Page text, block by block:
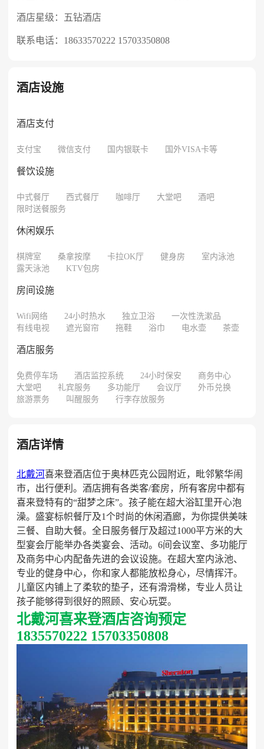
酒店星级：五钻酒店
联系电话： 18633570222 15703350808
酒店设施
酒店支付
支付宝 微信支付 国内银联卡 国外VISA卡等
餐饮设施
中式餐厅 西式餐厅 咖啡厅 大堂吧
酒吧
限时送餐服务
休闲娱乐
棋牌室 桑拿按摩 卡拉OK厅 健身房
室内泳池
露天泳池
KTV包房
房间设施
Wifi网络 24小时热水 独立卫浴
一次性洗漱品
有线电视
遮光窗帘 拖鞋 浴巾 电水壶 茶壶
酒店服务
免费停车场 酒店监控系统 24小时保安
商务中心
大堂吧
礼宾服务 多功能厅 会议厅
外币兑换
旅游票务
叫醒服务 行李存放服务
酒店详情
北戴河喜来登酒店位于奥林匹克公园附近，毗邻繁华闹
市，出行便利。酒店拥有各类客/套房，所有客房中都有
喜来登特有的“甜梦之床”。孩子能在超大浴缸里开心泡
澡。盛宴标帜餐厅及1个时尚的休闲酒廊，为你提供美味
三餐、自助大餐。全日服务餐厅及超过1000平方米的大
型宴会厅能举办各类宴会、活动。6间会议室、多功能厅
及商务中心内配备先进的会议设施。在超大室内泳池、
专业的健身中心，你和家人都能放松身心，尽情挥汗。
儿童区内铺上了柔软的垫子，还有滑滑梯，专业人员让
孩子能够得到很好的照顾、安心玩耍。
北戴河喜来登酒店咨询预定
1835570222 15703350808